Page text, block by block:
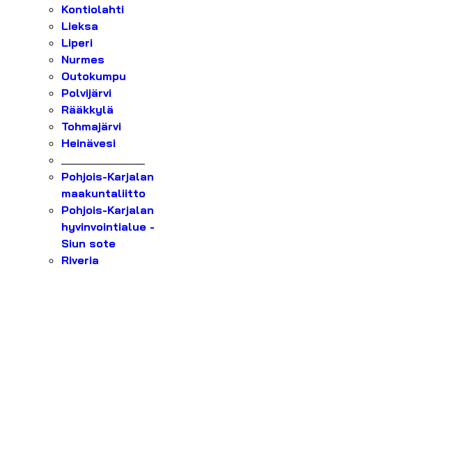
Kontiolahti
Lieksa
Liperi
Nurmes
Outokumpu
Polvijärvi
Rääkkylä
Tohmajärvi
Heinävesi
Pohjois-Karjalan
maakuntaliitto
Pohjois-Karjalan
hyvinvointialue -
Siun sote
Riveria